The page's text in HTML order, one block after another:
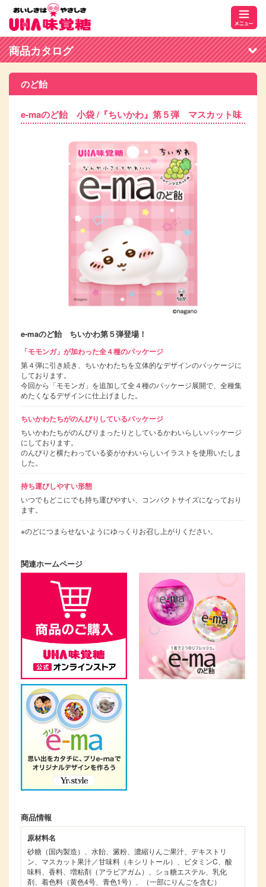
のど飴
e-maのど飴 小袋 /『ちいかわ』第５弾 マスカット味
e-maのど飴 ちいかわ第５弾登場！
「モモンガ」が加わった全４種のパッケージ
第４弾に引き続き、ちいかわたちを立体的なデザインのパッケージに
しております。
今回から「モモンガ」を追加して全４種のパッケージ展開で、全種集
めたくなるデザインに仕上げました。
ちいかわたちがのんびりしているパッケージ
ちいかわたちがのんびりまったりとしているかわいらしいパッケージ
にしております。
のんびりと横たわっている姿がかわいらしいイラストを使用いたしま
した。
持ち運びしやすい形態
いつでもどこにでも持ち運びやすい、コンパクトサイズになっており
ます。
※のどにつまらせないようにゆっくりお召し上がりください。
関連ホームページ
商品情報
原材料名
砂糖（国内製造）、水飴、澱粉、濃縮りんご果汁、デキストリ
ン、マスカット果汁／甘味料（キシリトール）、ビタミンC、酸
味料、香料、増粘剤（アラビアガム）、ショ糖エステル、乳化
剤、着色料（黄色4号、青色1号）、（一部にりんごを含む）
商品カタログ